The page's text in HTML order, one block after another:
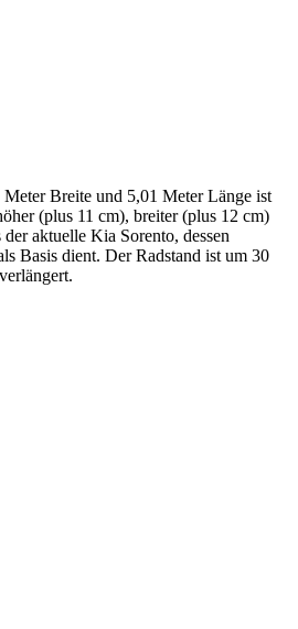
Breite und 5,01 Meter Länge ist
(plus 11 cm), breiter (plus 12 cm)
aktuelle Kia Sorento, dessen
Basis dient. Der Radstand ist um 30